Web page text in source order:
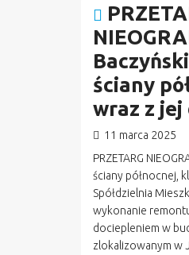
ściany
wraz z
11 marca 2025
PRZETARG
ściany północnej,
Spółdzielnia
wykonanie
dociepleniem w
zlokalizowanym w